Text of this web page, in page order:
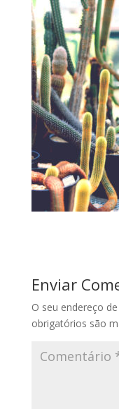
Enviar
O seu endereço
obrigatórios são